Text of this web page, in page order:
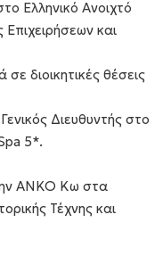
Ελληνικό Ανοιχτό
και
διοικητικές θέσεις
Διευθυντής στο
5*.
ΑΝΚΟ Κω στα
Τέχνης και